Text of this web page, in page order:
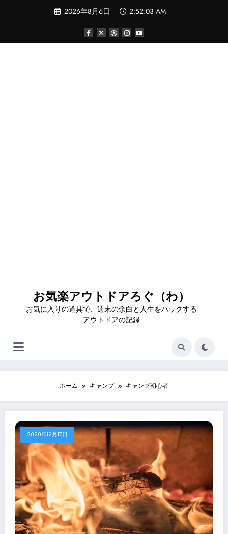
ツ
2026年8月6日 2:52:04 AM
お気楽アウトドアろぐ（わ）
お気に入りの道具で、週末の余白と人生をハックする
アウトドアの記録
ホーム キャンプ キャンプ初心者
2020年12月17日